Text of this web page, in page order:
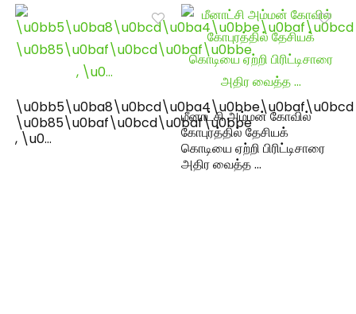
\u0bb5\u0ba8\u0bcd\u0ba4\u0bbe\u0baf\u0bcd
\u0b85\u0baf\u0bcd\u0baf\u0bbe
, \u0…
மீனாட்சி அம்மன் கோவில்
கோபுரத்தில் தேசியக்
கொடியை ஏற்றி பிரிட்டிசாரை
அதிர வைத்த …